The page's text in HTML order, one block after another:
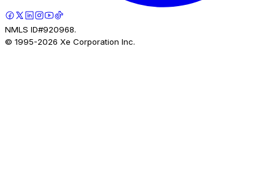
NMLS ID#920968.
© 1995-2026 Xe Corporation Inc.